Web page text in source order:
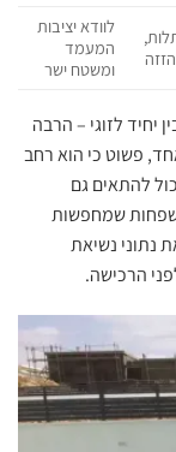
‏לוודא יציבות
המעמד
ומשטח ישר‏
יחיד לזוגי – הרבה
פשוט כי הוא רחב
להתאים גם
שמחפשות
נתוני נשיאת
הרכישה.